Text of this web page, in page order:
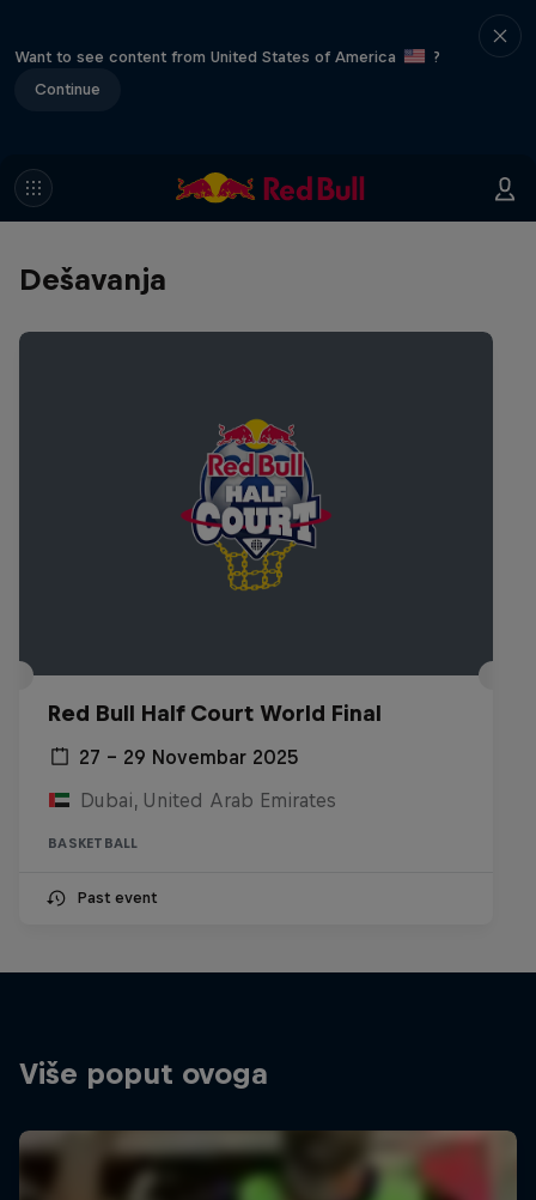
Want to see content from United States of America
?
Continue
Dešavanja
Red Bull Half Court World Final
27 – 29 Novembar 2025
Dubai, United Arab Emirates
BASKETBALL
Past event
Više poput ovoga